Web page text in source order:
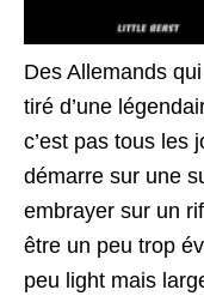
Des Allemands
tiré d’une
c’est pas tous les
démarre sur une
embrayer sur un
être un peu trop
peu light mais